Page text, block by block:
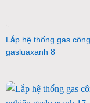
Lắp hệ thống gas
gasluaxanh 8